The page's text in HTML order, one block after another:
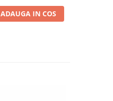
ADAUGA IN COS